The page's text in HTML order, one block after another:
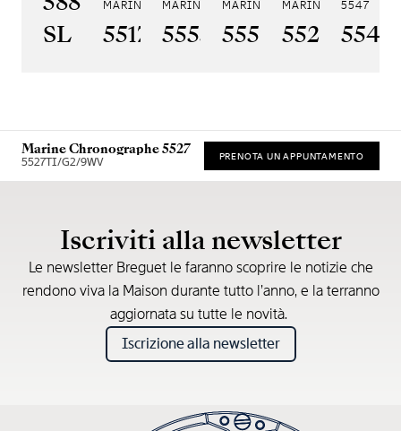
SL
MARINE 5517
5517BR/Y2/9ZU
MARINE HORA MUNDI 5555
5555BH/YS/9WV
MARINE HORA MUNDI 5557
5557BR/YS/
MARINE
5527BR/
5547
Marine Chronographe 5527
5527TI/G2/9WV PRENOTA UN APPUNTAMENTO
Iscriviti alla newsletter
Le newsletter Breguet le faranno scoprire le notizie che
rendono viva la Maison durante tutto l’anno, e la terranno
aggiornata su tutte le novità.
Iscrizione alla newsletter